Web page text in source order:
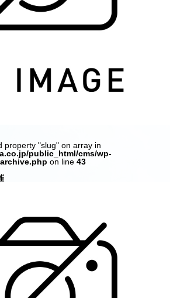
property "slug" on array in
public_html/cms/wp-
on line 43